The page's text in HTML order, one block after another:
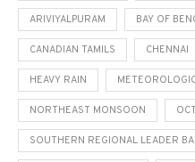
ARIVIYALPURAM BAY OF
CANADIAN TAMILS CHENNAI
HEAVY RAIN
NORTHEAST MONSOON
SOUTHERN REGIONAL LEADER